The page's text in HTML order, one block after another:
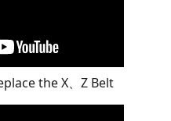
the X、Z Belt